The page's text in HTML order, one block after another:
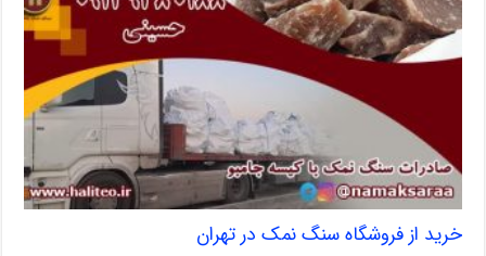
خرید از فروشگاه سنگ نمک در تهران